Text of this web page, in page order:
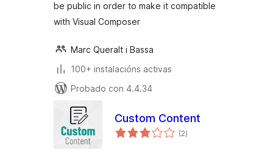
be public in order to make it compatible
with Visual Composer
Marc Queralt i Bassa
100+ instalacións activas
Probado con 4.4.34
Custom Content
(2valoracións
totais
)